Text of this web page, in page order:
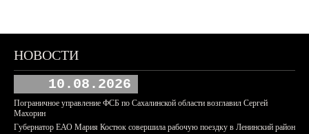
НОВОСТИ
10.08.2026
Пограничное управление ФСБ по Сахалинской области возглавил Сергей
Махорин
Губернатор ЕАО Мария Костюк совершила рабочую поездку в Ленинский район